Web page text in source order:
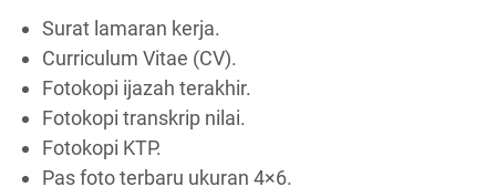
Surat lamaran kerja.
Curriculum Vitae (CV).
Fotokopi ijazah terakhir.
Fotokopi transkrip nilai.
Fotokopi KTP.
Pas foto terbaru ukuran 4×6.